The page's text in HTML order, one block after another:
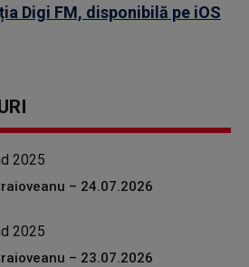
Digi FM, disponibilă pe iOS
– 24.07.2026
– 23.07.2026